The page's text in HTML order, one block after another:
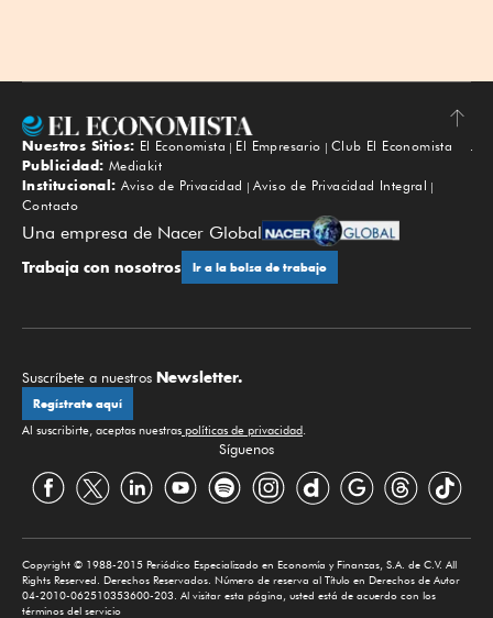
Subir
Nuestros Sitios: El Economista El Empresario
Club El Economista
Publicidad: Mediakit
Institucional: Aviso de Privacidad
Aviso de Privacidad Integral
Contacto
Una empresa de Nacer Global
Trabaja con nosotros Ir a la bolsa de trabajo
Suscríbete a nuestros Newsletter.
Regístrate aquí
Al suscribirte, aceptas nuestras políticas de privacidad
Síguenos
Copyright © 1988-2015 Periódico Especializado en Economía y Finanzas, S.A. de C.V. All
Rights Reserved. Derechos Reservados. Número de reserva al Título en Derechos de Autor
04-2010-062510353600-203. Al visitar esta página, usted está de acuerdo con los
términos del servicio